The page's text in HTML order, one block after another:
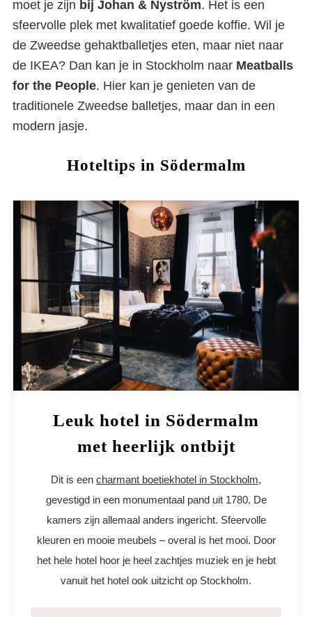
moet je zijn bij Johan & Nyström. Het is een
sfeervolle plek met kwalitatief goede koffie. Wil je
de Zweedse gehaktballetjes eten, maar niet naar
de IKEA? Dan kan je in Stockholm naar Meatballs
for the People. Hier kan je genieten van de
traditionele Zweedse balletjes, maar dan in een
modern jasje.
Hoteltips in Södermalm
Leuk hotel in Södermalm
met heerlijk ontbijt
Dit is een charmant boetiekhotel in Stockholm,
gevestigd in een monumentaal pand uit 1780. De
kamers zijn allemaal anders ingericht. Sfeervolle
kleuren en mooie meubels – overal is het mooi. Door
het hele hotel hoor je heel zachtjes muziek en je hebt
vanuit het hotel ook uitzicht op Stockholm.